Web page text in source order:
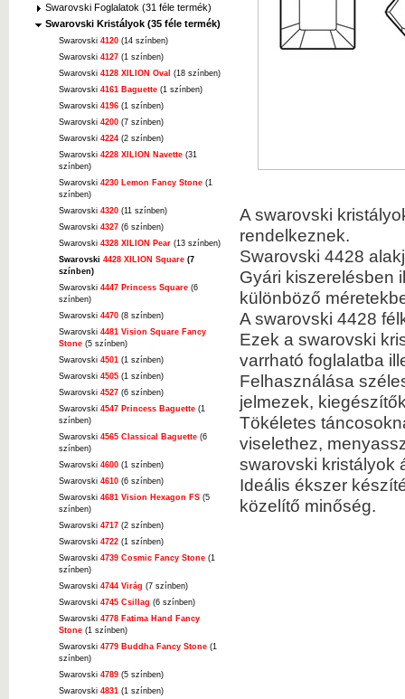
Swarovski Foglalatok (31 féle termék)
Swarovski Kristályok (35 féle termék)
Swarovski 4120 (14 színben)
Swarovski 4127 (1 színben)
Swarovski 4128 XILION Oval (18 színben)
Swarovski 4161 Baguette (1 színben)
Swarovski 4196 (1 színben)
Swarovski 4200 (7 színben)
Swarovski 4224 (2 színben)
Swarovski 4228 XILION Navette (31
színben)
Swarovski 4230 Lemon Fancy Stone (1
színben)
Swarovski 4320 (11 színben)
Swarovski 4327 (6 színben)
Swarovski 4328 XILION Pear (13 színben)
Swarovski 4428 XILION Square (7
színben)
Swarovski 4447 Princess Square (6
színben)
Swarovski 4470 (8 színben)
Swarovski 4481 Vision Square Fancy
Stone (5 színben)
Swarovski 4501 (1 színben)
Swarovski 4505 (1 színben)
Swarovski 4527 (6 színben)
Swarovski 4547 Princess Baguette (1
színben)
Swarovski 4565 Classical Baguette (6
színben)
Swarovski 4600 (1 színben)
Swarovski 4610 (6 színben)
Swarovski 4681 Vision Hexagon FS (5
színben)
Swarovski 4717 (2 színben)
Swarovski 4722 (1 színben)
Swarovski 4739 Cosmic Fancy Stone (1
színben)
Swarovski 4744 Virág (7 színben)
Swarovski 4745 Csillag (6 színben)
Swarovski 4778 Fatima Hand Fancy
Stone (1 színben)
Swarovski 4779 Buddha Fancy Stone (1
színben)
Swarovski 4789 (5 színben)
Swarovski 4831 (1 színben)
A swarovski
rendelkeznek.
Swarovski 4428
Gyári kiszerelésben
különböző
A swarovski 4428
Ezek a swarovski
varrható foglalatba
Felhasználása
jelmezek,
Tökéletes
viselethez,
swarovski kristályok
Ideális ékszer
közelítő minőség.